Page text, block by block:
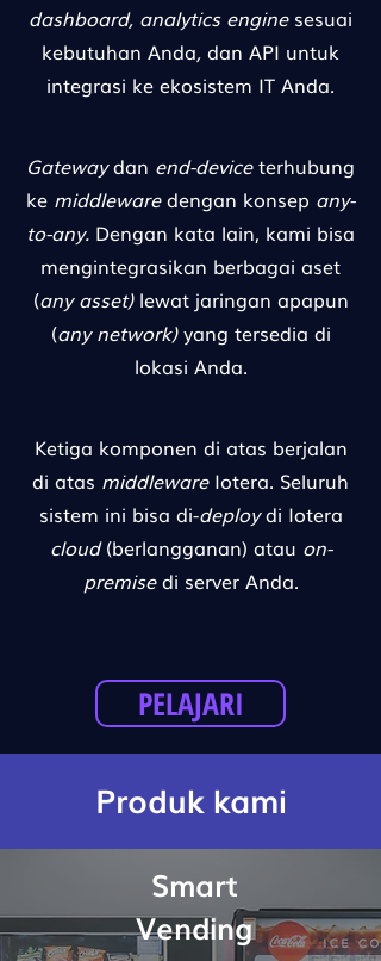
dashboard, analytics engine sesuai
kebutuhan Anda, dan API untuk
integrasi ke ekosistem IT Anda.
Gatewaydan end-deviceterhubung
ke middlewaredengan konsep any-
to-any. Dengan kata lain, kami bisa
mengintegrasikan berbagai aset
(any asset)lewat jaringan apapun
(any network)yang tersedia di
lokasi Anda.
Ketiga komponen di atas berjalan
di atas middlewareIotera. Seluruh
sistem ini bisa di-deploydi Iotera
cloud(berlangganan) atau on-
premisedi server Anda.
PELAJARI
Produk kami
Smart
Vending